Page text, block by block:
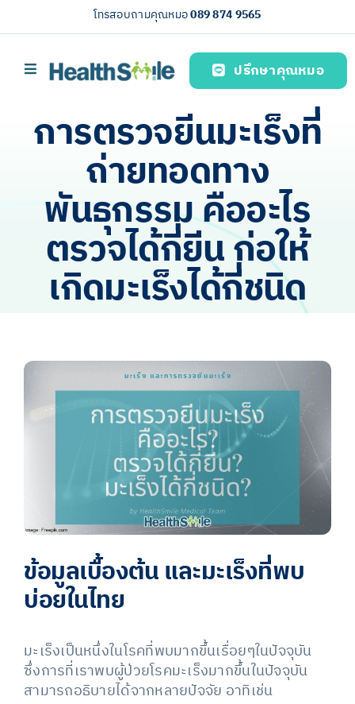
to
โทรสอบถามคุณหมอ089 874 9565
Toggle
บริการของเรา (Our services)
ความรู้สุขภาพ
เกี่ยวกับเรา
ไทย
ปรึกษาคุณหมอ
การตรวจยีนมะเร็งที่
ถ่ายทอดทาง
พันธุกรรม คืออะไร
ตรวจได้กี่ยีน ก่อให้
เกิดมะเร็งได้กี่ชนิด
View
Larger
Image
ข้อมูลเบื้องต้น และมะเร็งที่พบ
บ่อยในไทย
มะเร็งเป็นหนึ่งในโรคที่พบมากขึ้นเรื่อยๆในปัจจุบัน
ซึ่งการที่เราพบผู้ป่วยโรคมะเร็งมากขึ้นในปัจจุบัน
สามารถอธิบายได้จากหลายปัจจัย อาทิเช่น